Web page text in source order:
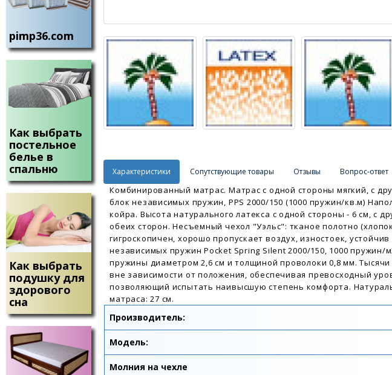
pimp36.com
Как выбрать
постельное
белье в
спальню
Как выбрать
подушку для
здорового
сна
Характеристики Сопутствующие товары Отзывы Вопрос-ответ
Комбинированный матрас. Матрас с одной стороны мягкий, с
блок независимых пружин, PPS 2000/150 (1000 пружин/кв.м)
койра. Высота натурального латекса с одной стороны - 6 см, с
обеих сторон. Несъемный чехол "Уэльс": тканое полотно
гигроскопичен, хорошо пропускает воздух, изностоек,
независимых пружин Pocket Spring Silent 2000/150, 1000 пружин/
пружины диаметром 2,6 см и толщиной проволоки 0,8 мм.
вне зависимости от положения, обеспечивая превосходный
позволяющий испытать наивысшую степень комфорта.
матраса: 27 см.
Производитель:
Модель:
Молния на чехле